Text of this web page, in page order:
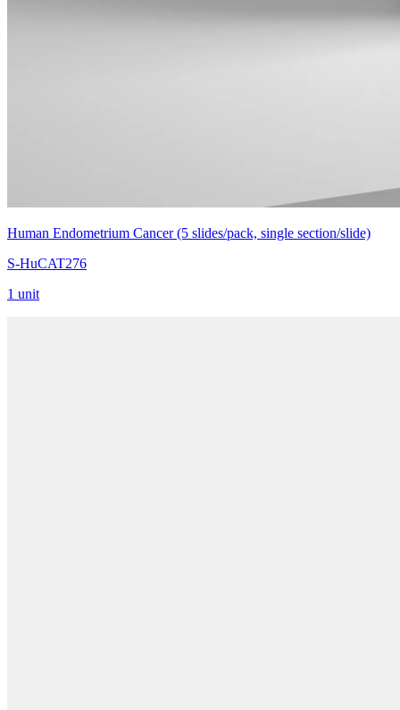
Human Endometrium Cancer (5 slides/pack, single section/slide)
S-HuCAT276
1 unit